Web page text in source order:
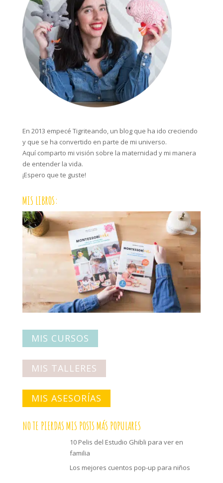
En 2013 empecé Tigriteando, un blog que ha ido creciendo
y que se ha convertido en parte de mi universo.
Aquí comparto mi visión sobre la maternidad y mi manera
de entender la vida.
¡Espero que te guste!
MIS LIBROS:
MIS CURSOS
MIS TALLERES
MIS ASESORÍAS
NO TE PIERDAS MIS POSTS MÁS POPULARES
10 Pelis del Estudio Ghibli para ver en
familia
Los mejores cuentos pop-up para niños